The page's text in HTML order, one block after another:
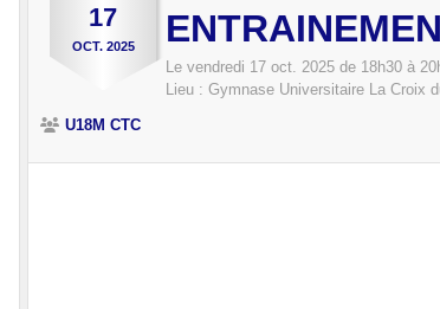
17
OCT. 2025
Le vendredi 17 oct. 2025 de 18h30 à
Lieu : Gymnase Universitaire La Croix
U18M CTC